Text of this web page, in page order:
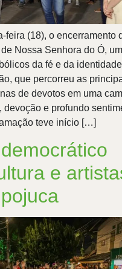
feira (18), o encerramento
Nossa Senhora do Ó,
da fé e da
que percorreu as
de devotos em uma
devoção e profundo
teve início […]
e